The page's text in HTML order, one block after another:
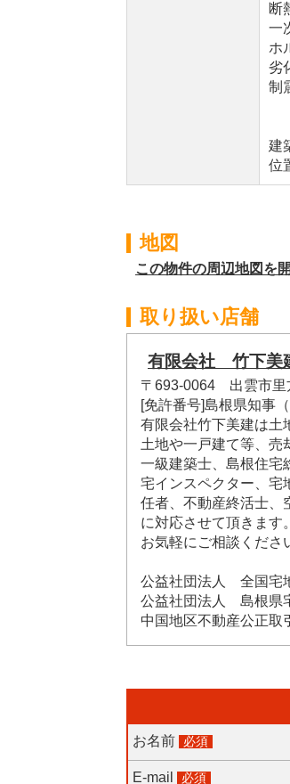
断
一
ホ
劣
制
建
位
地図
この物件の周辺地図を
取り扱い店舗
有限会社 竹下美
〒693-0064 出雲市里
[免許番号]島根県知事
有限会社竹下美建は土
土地や一戸建て等、売
一級建築士、島根住宅
宅インスペクター、宅
任者、不動産終活士、
に対応させて頂きます。
お気軽にご相談くださ
公益社団法人 全国宅
公益社団法人 島根県
中国地区不動産公正取